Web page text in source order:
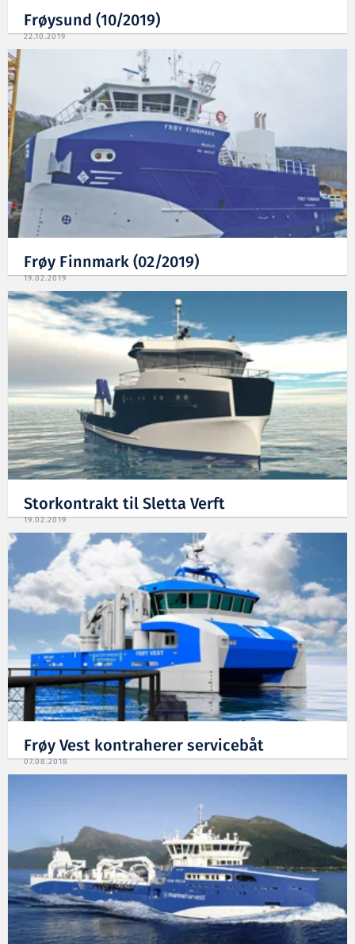
Frøysund (10/2019)
22.10.2019
Frøy Finnmark (02/2019)
19.02.2019
Storkontrakt til Sletta Verft
19.02.2019
Frøy Vest kontraherer servicebåt
07.08.2018